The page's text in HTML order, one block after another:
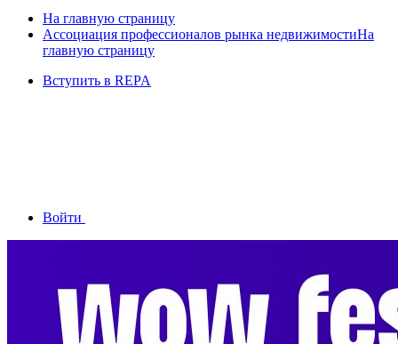
На главную страницу
Ассоциация профессионалов рынка недвижимостиНа
главную страницу
Вступить в REPA
Войти